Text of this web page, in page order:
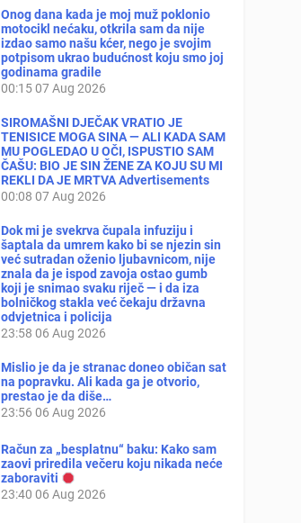
Onog dana kada je moj muž poklonio
motocikl nećaku, otkrila sam da nije
izdao samo našu kćer, nego je svojim
potpisom ukrao budućnost koju smo joj
godinama gradile
00:15 07 Aug 2026
SIROMAŠNI DJEČAK VRATIO JE
TENISICE MOGA SINA — ALI KADA SAM
MU POGLEDAO U OČI, ISPUSTIO SAM
ČAŠU: BIO JE SIN ŽENE ZA KOJU SU MI
REKLI DA JE MRTVA Advertisements
00:08 07 Aug 2026
Dok mi je svekrva čupala infuziju i
šaptala da umrem kako bi se njezin sin
već sutradan oženio ljubavnicom, nije
znala da je ispod zavoja ostao gumb
koji je snimao svaku riječ — i da iza
bolničkog stakla već čekaju državna
odvjetnica i policija
23:58 06 Aug 2026
Mislio je da je stranac doneo običan sat
na popravku. Ali kada ga je otvorio,
prestao je da diše…
23:56 06 Aug 2026
Račun za „besplatnu“ baku: Kako sam
zaovi priredila večeru koju nikada neće
zaboraviti
23:40 06 Aug 2026